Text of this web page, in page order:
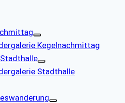
Kegelnachmittag
Stadthalle